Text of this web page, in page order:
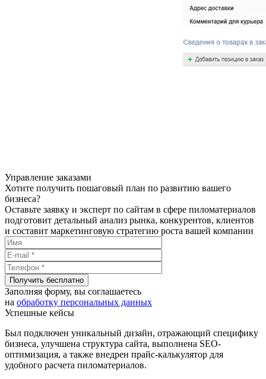
Управление заказами
Хотите получить пошаговый план по развитию вашего
бизнеса?
Оставьте заявку и эксперт по сайтам в сфере пиломатериалов
подготовит детальный анализ рынка, конкурентов, клиентов
и составит маркетинговую стратегию роста вашей компании
Получить бесплатно
Заполняя форму, вы соглашаетесь
на обработку персональных данных
Успешные кейсы
Был подключен уникальный дизайн, отражающий специфику
бизнеса, улучшена структура сайта, выполнена SEO-
оптимизация, а также внедрен прайс-калькулятор для
удобного расчета пиломатериалов.